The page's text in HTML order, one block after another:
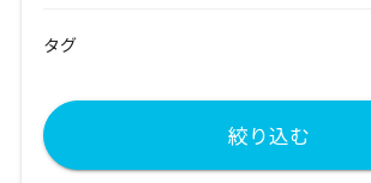
タグ
絞り込む